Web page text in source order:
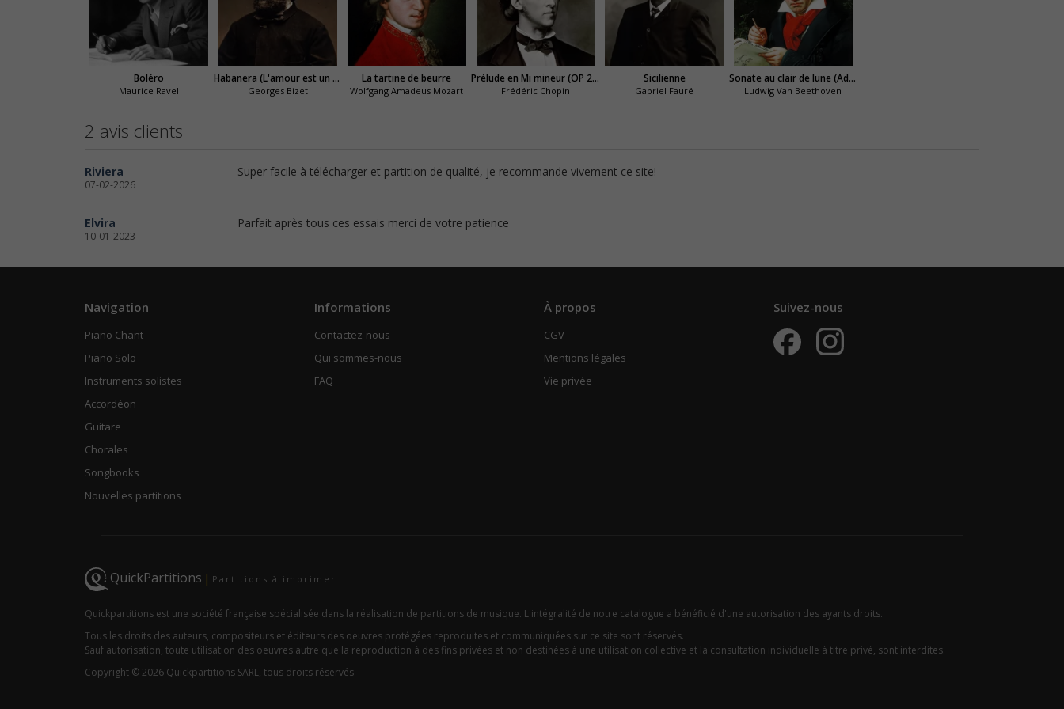
Boléro
Maurice Ravel
Habanera (L'amour est un oiseau rebelle)
Georges Bizet
La tartine de beurre
Wolfgang Amadeus Mozart
Prélude en Mi mineur (OP 28 N°4)
Frédéric Chopin
Sicilienne
Gabriel Fauré
Sonate au clair de lune (Adagio Sostenuto)
Ludwig Van Beethoven
2 avis clients
Riviera
07-02-2026
Super facile à télécharger et partition de qualité, je recommande vivement ce site!
Elvira
10-01-2023
Parfait après tous ces essais merci de votre patience
Navigation
Piano Chant
Piano Solo
Instruments solistes
Accordéon
Guitare
Chorales
Songbooks
Nouvelles partitions
Informations
Contactez-nous
Qui sommes-nous
FAQ
À propos
CGV
Mentions légales
Vie privée
Suivez-nous
QuickPartitions | Partitions à imprimer
Quickpartitions est une société française spécialisée dans la réalisation de partitions de musique. L'intégralité de notre catalogue a bénéficié d'une autorisation des ayants droits.
Tous les droits des auteurs, compositeurs et éditeurs des oeuvres protégées reproduites et communiquées sur ce site sont réservés.
Sauf autorisation, toute utilisation des oeuvres autre que la reproduction à des fins privées et non destinées à une utilisation collective et la consultation individuelle à titre privé, sont interdites.
Copyright © 2026 Quickpartitions SARL, tous droits réservés